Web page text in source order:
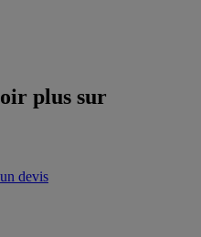
plus sur
devis